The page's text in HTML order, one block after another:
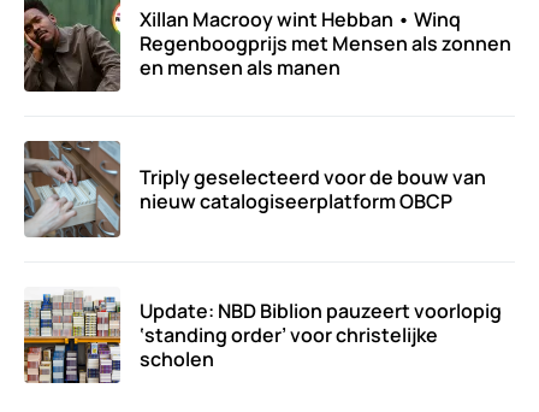
Xillan Macrooy wint Hebban • Winq
Regenboogprijs met Mensen als zonnen
en mensen als manen
Triply geselecteerd voor de bouw van
nieuw catalogiseerplatform OBCP
Update: NBD Biblion pauzeert voorlopig
‘standing order’ voor christelijke
scholen